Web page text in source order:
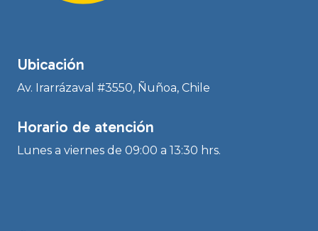
Ubicación
Av. Irarrázaval #3550, Ñuñoa, Chile
Horario de atención
Lunes a viernes de 09:00 a 13:30 hrs.